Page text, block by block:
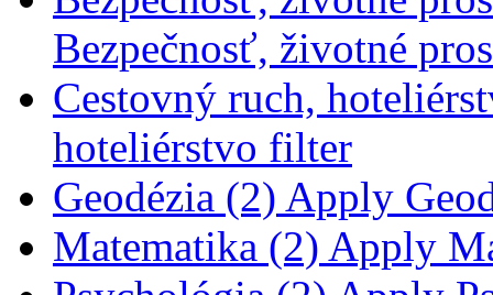
Bezpečnosť, životné
Cestovný ruch,
hoteliérstvo filter
Geodézia (2) Apply
Matematika (2) Apply